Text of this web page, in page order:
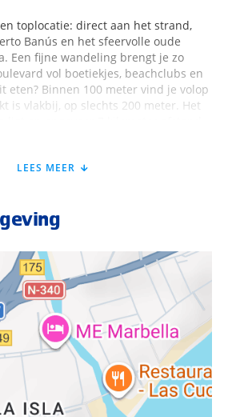
toplocatie: direct aan het strand,
Banús en het sfeervolle oude
Een fijne wandeling brengt je zo
vol boetiekjes, beachclubs en
eten? Binnen 100 meter vind je volop
is vlakbij, op slechts 200 meter. Het
van Málaga is met zo’n 58
alles om luxe en sfeer. Zodra je
lobby met elegante receptie
op. Genieten doe je in de
smaken en aan de gezellige
zwembaden op je, omringd door
en parasols. Voor de actieve
fitnessruimte en overdag is er een
Geen zin in drukte? Kom
wellnesscenter. Hier is aan alles
LEES MEER